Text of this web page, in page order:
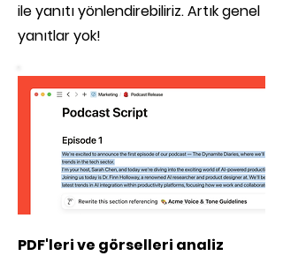
ile yanıtı yönlendirebiliriz. Artık genel
yanıtlar yok!
PDF'leri ve görselleri analiz